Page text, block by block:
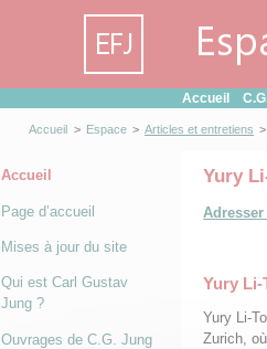
Accueil
Accueil > Espace > Articles et entretiens >
Accueil
Page d’accueil
Mises à jour du site
Qui est Carl Gustav
Jung ?
Ouvrages de C.G. Jung
Yury
Yury
Yury Li-
Zurich,